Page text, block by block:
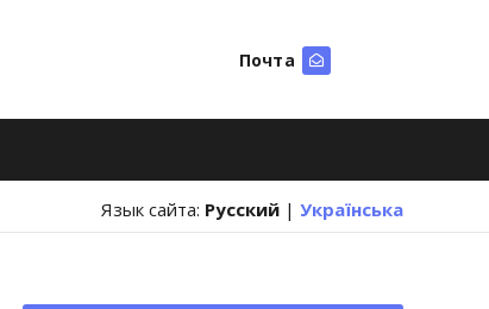
Почта
Язык сайта: Русский | Українська